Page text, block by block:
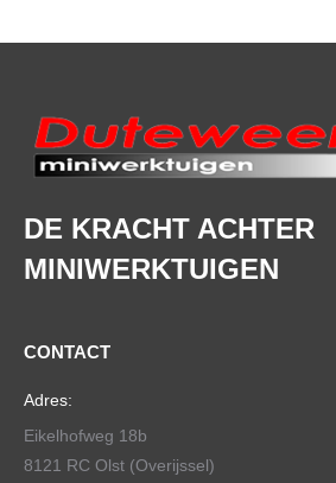
DE KRACHT ACHTER
MINIWERKTUIGEN
CONTACT
Adres:
Eikelhofweg 18b
8121 RC Olst (Overijssel)